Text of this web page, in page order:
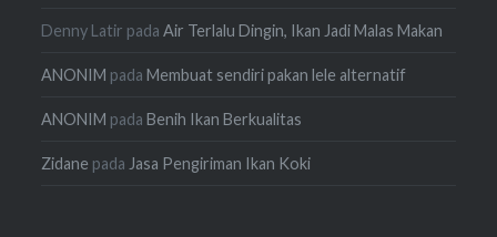
Denny Latir padaAir Terlalu Dingin, Ikan Jadi Malas Makan
ANONIM padaMembuat sendiri pakan lele alternatif
ANONIM padaBenih Ikan Berkualitas
Zidane padaJasa Pengiriman Ikan Koki